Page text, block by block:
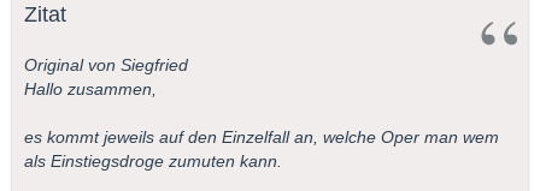
Zitat
Original von Siegfried
Hallo zusammen,
es kommt jeweils auf den Einzelfall an, welche Oper man wem
als Einstiegsdroge zumuten kann.